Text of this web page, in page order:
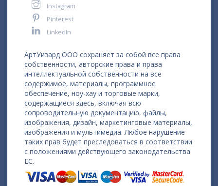
Instagram
Pinterest
LinkedIn
АртУизард ООО сохраняет за собой все права
собственности, авторские права и права
интеллектуальной собственности на все
содержимое, материалы, программное
обеспечение, ноу-хау и торговые марки,
содержащиеся здесь, включая всю
сопроводительную документацию, файлы,
изображения, дизайн, маркетинговые материалы,
изображения и мультимедиа. Любое нарушение
таких прав будет преследоваться в соответствии
с положениями действующего законодательства
ЕС.